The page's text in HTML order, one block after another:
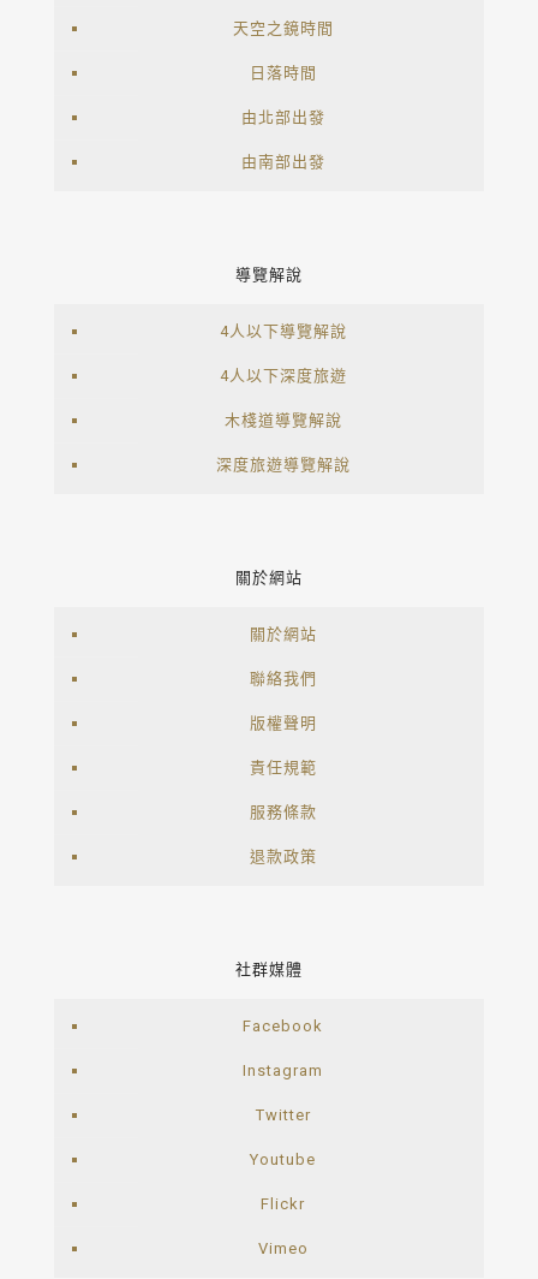
天空之鏡時間
日落時間
由北部出發
由南部出發
導覽解說
4人以下導覽解說
4人以下深度旅遊
木棧道導覽解說
深度旅遊導覽解說
關於網站
關於網站
聯絡我們
版權聲明
責任規範
服務條款
退款政策
社群媒體
Facebook
Instagram
Twitter
Youtube
Flickr
Vimeo